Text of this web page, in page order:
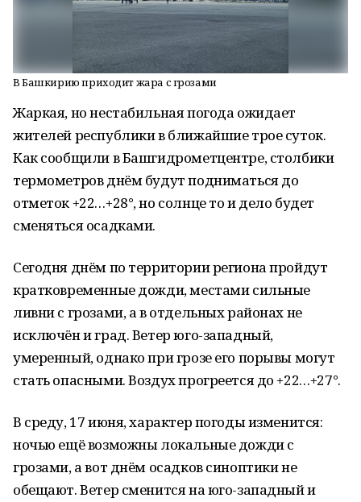
В Башкирию приходит жара с грозами
Жаркая, но нестабильная погода ожидает
жителей республики в ближайшие трое суток.
Как сообщили в Башгидрометцентре, столбики
термометров днём будут подниматься до
отметок +22…+28°, но солнце то и дело будет
сменяться осадками.
Сегодня днём по территории региона пройдут
кратковременные дожди, местами сильные
ливни с грозами, а в отдельных районах не
исключён и град. Ветер юго-западный,
умеренный, однако при грозе его порывы могут
стать опасными. Воздух прогреется до +22…+27°.
В среду, 17 июня, характер погоды изменится:
ночью ещё возможны локальные дожди с
грозами, а вот днём осадков синоптики не
обещают. Ветер сменится на юго-западный и